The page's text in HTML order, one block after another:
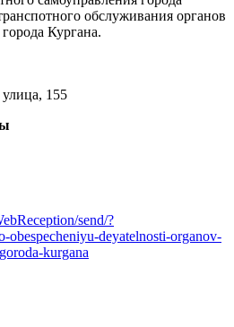
обслуживания органов
Кургана.
155
send/?
obespecheniyu-deyatelnosti-organov-
kurgana